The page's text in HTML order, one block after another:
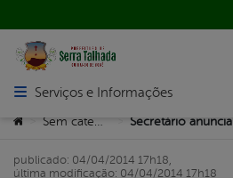
Abrir menu principal de navegação
Serviços e Informações
Você está aqui:
> >
publicado: 04/04/2014 17h18,
última modificação: 04/04/2014 17h18